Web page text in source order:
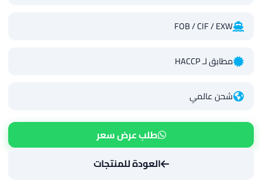
FOB / CIF / EXW
مطابق لـ HACCP
شحن عالمي
طلب عرض سعر
العودة للمنتجات